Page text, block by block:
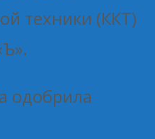
техники (ККТ)
одобрила